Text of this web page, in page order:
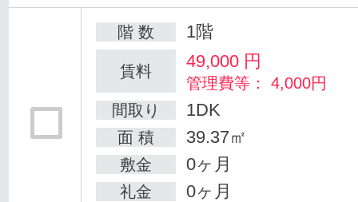
階 数 1階
賃料 49,000 円
管理費等： 4,000円
間取り
1DK
面 積 39.37㎡
敷金 0ヶ月
礼金 0ヶ月